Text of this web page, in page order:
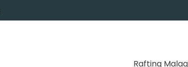
Rafting